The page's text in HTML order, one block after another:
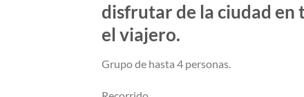
disfrutar de la ciudad en
el viajero.
Grupo de hasta 4 personas.